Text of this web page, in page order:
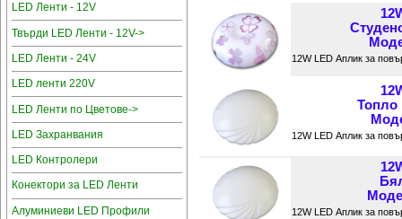
LED Ленти - 12V
Твърди LED Ленти - 12V->
LED Ленти - 24V
LED ленти 220V
LED Ленти по Цветове->
LED Захранвания
LED Контролери
Конектори за LED Ленти
Алуминиеви LED Профили
12W LED Аплик за
Топло
12W LED Аплик за
12W LED Аплик за